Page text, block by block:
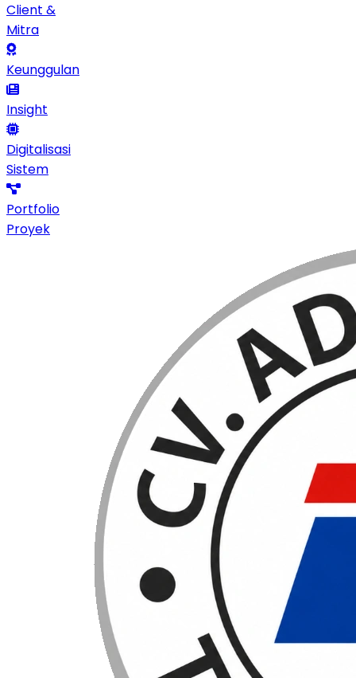
Client &
Mitra
Keunggulan
Insight
Digitalisasi
Sistem
Portfolio
Proyek